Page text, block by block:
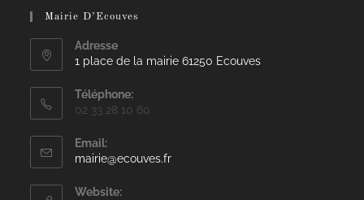
Mairie D’Ecouves
Adresse
1 place de la mairie 61250 Ecouves
Téléphone:
02 33 28 10 60
Email:
mairie@ecouves.fr
Website: